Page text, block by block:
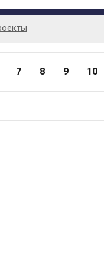
7 8 9 10